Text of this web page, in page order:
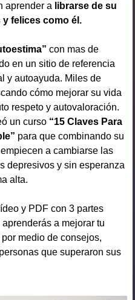
aprender a librarse de su
felices como él.
con mas de
en un sitio de referencia
y autoayuda. Miles de
cómo mejorar su vida
respeto y autovaloración.
un curso “15 Claves Para
para que combinando su
a cambiarse las
depresivos y sin esperanza
alta.
y PDF con 3 partes
a mejorar tu
medio de consejos,
que superaron sus